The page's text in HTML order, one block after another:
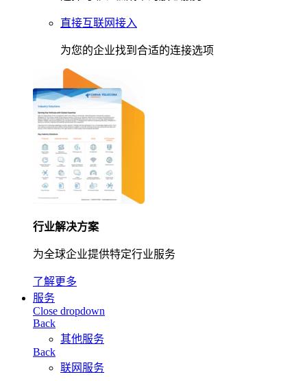
直接互联网接入
为您的企业找到合适的连接选项
行业解决方案
为全球企业提供特定行业服务
了解更多
服务
Close dropdown
Back
其他服务
Back
联网服务